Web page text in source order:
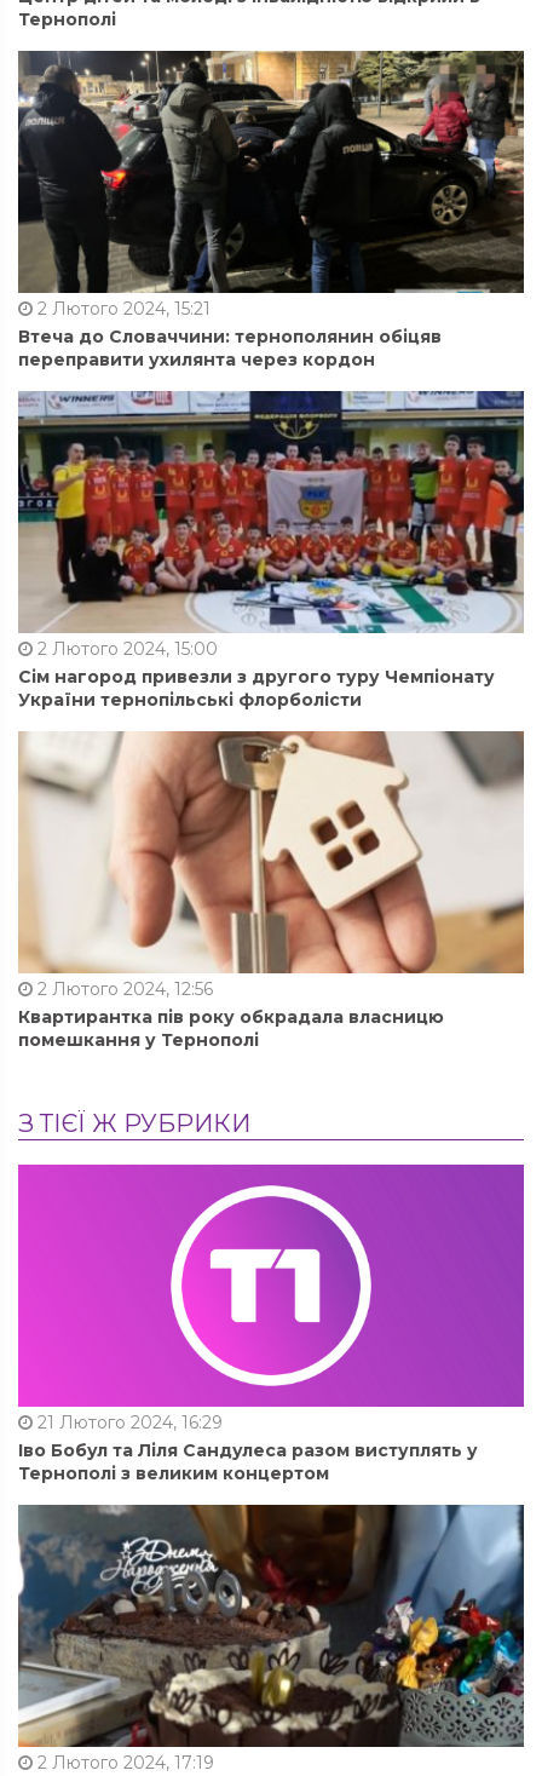
Тернополі
2 Лютого 2024, 15:21
Втеча до Словаччини: тернополянин обіцяв
переправити ухилянта через кордон
2 Лютого 2024, 15:00
Сім нагород привезли з другого туру Чемпіонату
України тернопільські флорболісти
2 Лютого 2024, 12:56
Квартирантка пів року обкрадала власницю
помешкання у Тернополі
З ТІЄЇ Ж РУБРИКИ
21 Лютого 2024, 16:29
Іво Бобул та Ліля Сандулеса разом виступлять у
Тернополі з великим концертом
2 Лютого 2024, 17:19